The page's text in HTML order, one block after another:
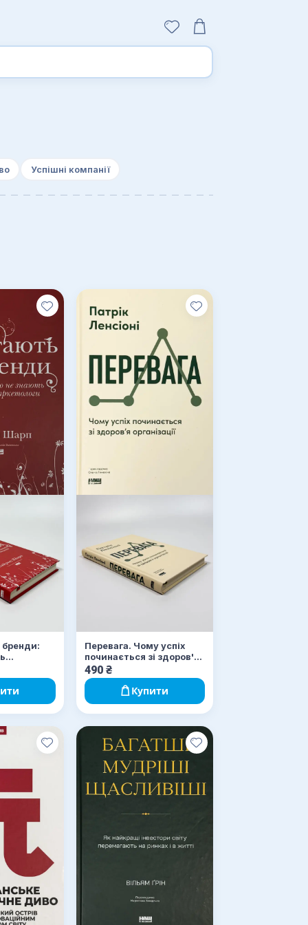
Успішні компанії
бренди:
Перевага. Чому успіх
починається зі здоров'я
організації
490 ₴
Купити